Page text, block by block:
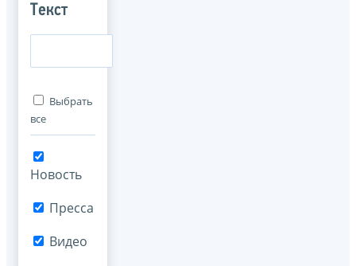
Текст
Выбрать
все
Новость
Пресса
Видео